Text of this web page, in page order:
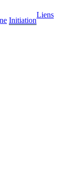
Initiation
Liens